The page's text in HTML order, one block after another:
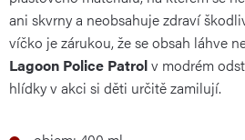
ani skvrny a neobsahuje zdraví
víčko je zárukou, že se obsah láhve
Lagoon Police Patrolv modrém
hlídky v akci si děti určitě zamilují.